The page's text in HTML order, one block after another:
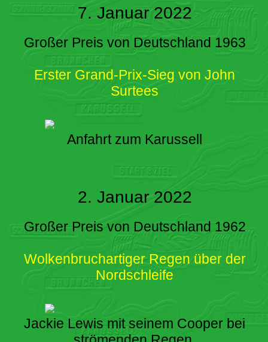
7. Januar 2022
Großer Preis von Deutschland 1963
Erster Grand-Prix-Sieg von John
Surtees
Anfahrt zum Karussell
2. Januar 2022
Großer Preis von Deutschland 1962
Wolkenbruchartiger Regen über der
Nordschleife
Jackie Lewis mit seinem Cooper bei